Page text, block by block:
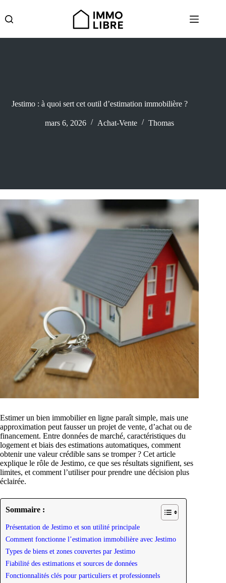
contenu
Jestimo : à quoi sert cet outil d’estimation immobilière ?
mars 6, 2026 Achat-Vente Thomas
Estimer un bien immobilier en ligne paraît simple, mais une
approximation peut fausser un projet de vente, d’achat ou de
financement. Entre données de marché, caractéristiques du
logement et biais des estimations automatiques, comment
obtenir une valeur crédible sans se tromper ? Cet article
explique le rôle de Jestimo, ce que ses résultats signifient, ses
limites, et comment l’utiliser pour prendre une décision plus
éclairée.
Sommaire :
Présentation de Jestimo et son utilité principale
Comment fonctionne l’estimation immobilière avec Jestimo
Types de biens et zones couvertes par Jestimo
Fiabilité des estimations et sources de données
Fonctionnalités clés pour particuliers et professionnels